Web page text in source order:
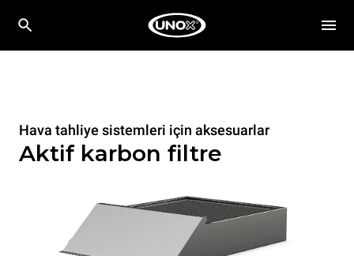
Hava tahliye sistemleri için aksesuarlar
Aktif karbon filtre